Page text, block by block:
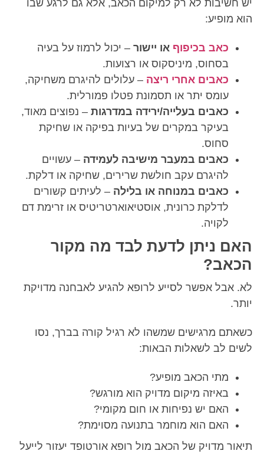
יש חשיבות לא רק למיקום הכאב, אלא גם לרגע שבו
הוא מופיע:
כאב בכיפוף או יישור – יכול לרמוז על בעיה
בסחוס, מיניסקוס או רצועות.
כאבים אחרי ריצה – עלולים להיגרם משחיקה,
עומס יתר או תסמונת פטלו פמורלית.
כאבים בעלייה/ירידה במדרגות – נפוצים מאוד,
בעיקר במקרים של בעיות בפיקה או שחיקת
סחוס.
כאבים במעבר מישיבה לעמידה – עשויים
להיגרם עקב חולשת שרירים, שחיקה או דלקת.
כאבים במנוחה או בלילה – לעיתים קשורים
לדלקת כרונית, אוסטיאוארטריטיס או זרימת דם
לקויה.
האם ניתן לדעת לבד מה מקור
הכאב?
לא. אבל אפשר לסייע לרופא להגיע לאבחנה מדויקת
יותר.
כשאתם מרגישים שמשהו לא רגיל קורה בברך, נסו
לשים לב לשאלות הבאות:
מתי הכאב מופיע?
באיזה מיקום מדויק הוא מורגש?
האם יש נפיחות או חום מקומי?
האם הוא מוחמר בתנועה מסוימת?
תיאור מדויק של הכאב מול רופא אורטופד יעזור לייעל